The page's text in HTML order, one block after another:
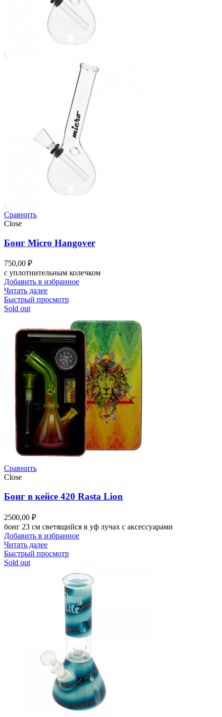
Сравнить
Close
Бонг Micro Hangover
750,00 ₽
с уплотнительным колечком
Добавить в избранное
Читать далее
Быстрый просмотр
Sold out
Сравнить
Close
Бонг в кейсе 420 Rasta Lion
2500,00 ₽
бонг 23 см светящийся в уф лучах с аксессуарами
Добавить в избранное
Читать далее
Быстрый просмотр
Sold out